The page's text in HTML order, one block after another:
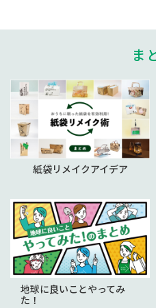
ま
紙袋リメイクアイデア
地球に良いことやってみ
た！